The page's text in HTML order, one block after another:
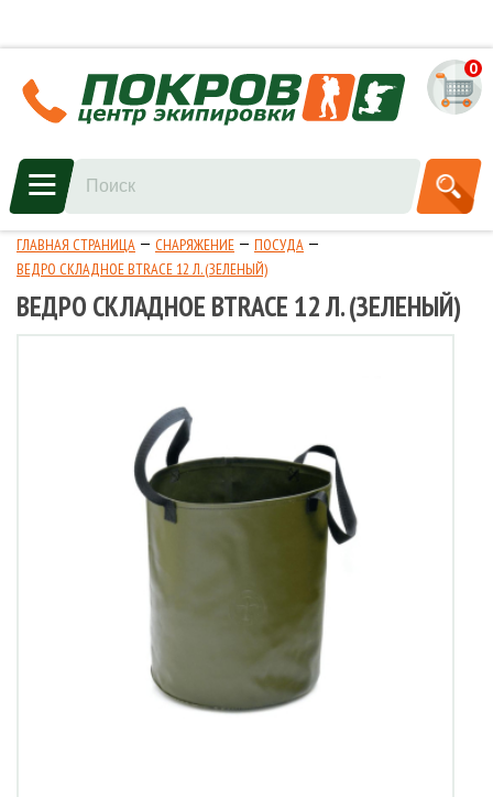
0
ГЛАВНАЯ СТРАНИЦА СНАРЯЖЕНИЕ
ПОСУДА
ВЕДРО СКЛАДНОЕ BTRACE 12 Л. (ЗЕЛЕНЫЙ)
ВЕДРО СКЛАДНОЕ BTRACE 12 Л. (ЗЕЛЕНЫЙ)